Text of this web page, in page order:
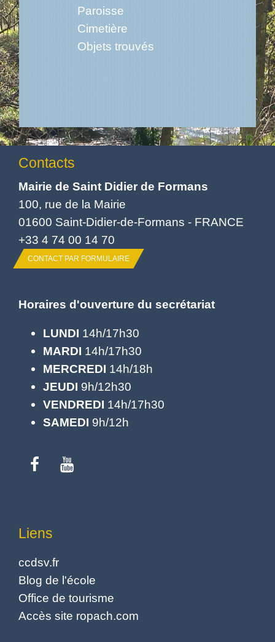
Paroisse
Cimetière
Objets trouvés
Contacts
Mairie de Saint Didier de Formans
100, rue de la Mairie
01600 Saint-Didier-de-Formans - FRANCE
+33 4 74 00 14 70
CONTACT PAR FORMULAIRE
Horaires d'ouverture du secrétariat
LUNDI 14h/17h30
MARDI 14h/17h30
MERCREDI 14h/18h
JEUDI 9h/12h30
VENDREDI 14h/17h30
SAMEDI 9h/12h
Liens
ccdsv.fr
Blog de l'école
Office de tourisme
Accès site ropach.com